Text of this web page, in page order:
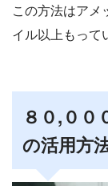
この方法はアメ
イル以上もって
８０,０
の活用方